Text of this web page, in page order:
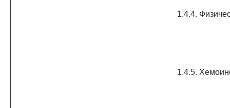
1.4.4.
1.4.5.